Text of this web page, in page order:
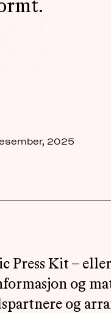
2025
Press Kit –
og
og